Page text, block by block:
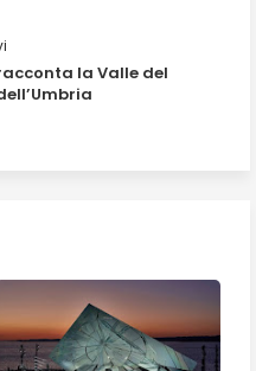
la Valle del